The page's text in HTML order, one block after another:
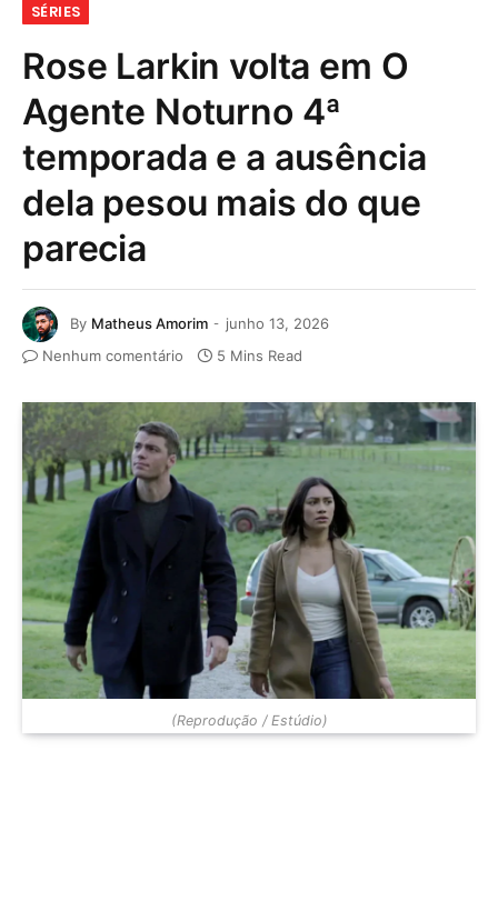
SÉRIES
Rose Larkin volta em O
Agente Noturno 4ª
temporada e a ausência
dela pesou mais do que
parecia
By Matheus Amorim
junho 13, 2026
Nenhum comentário
5 Mins Read
(Reprodução / Estúdio)